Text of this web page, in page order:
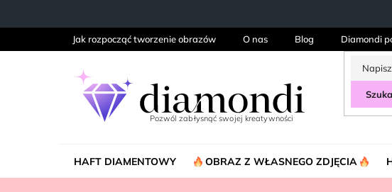
Jak rozpocząć tworzenie obrazów O nas Blog Diamondi
HAFT DIAMENTOWY OBRAZ Z WŁASNEGO ZDJĘCIA